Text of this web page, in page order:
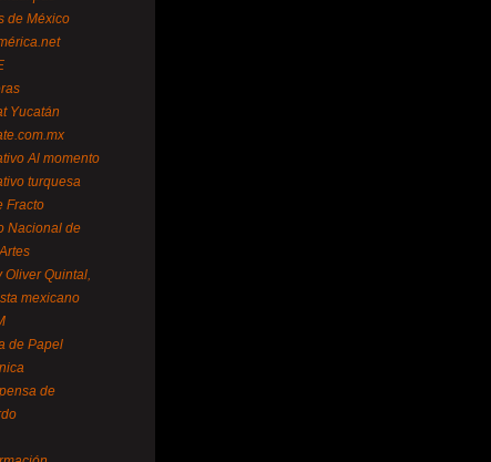
de México
Yucatán
Al momento
turquesa
Fracto
Nacional de
Oliver Quintal,
mexicano
de Papel
de